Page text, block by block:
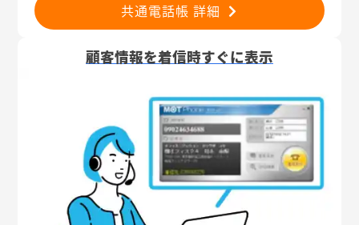
共通電話帳 詳細
顧客情報を着信時すぐに表示